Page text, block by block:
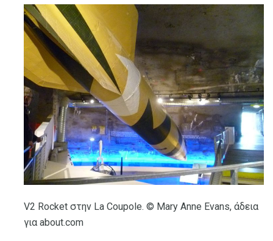
V2 Rocket στην La Coupole. © Mary Anne Evans, άδεια
για about.com